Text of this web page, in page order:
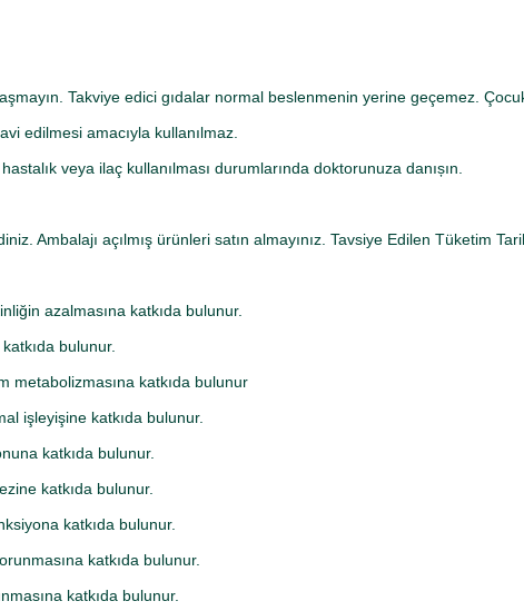
Takviye edici gıdalar normal beslenmenin yerine geçemez.
edilmesi amacıyla kullanılmaz.
veya ilaç kullanılması durumlarında doktorunuza danıșın.
Ambalajı açılmış ürünleri satın almayınız. Tavsiye Edilen Tüketim
azalmasına katkıda bulunur.
bulunur.
metabolizmasına katkıda bulunur
işleyişine katkıda bulunur.
katkıda bulunur.
katkıda bulunur.
katkıda bulunur.
katkıda bulunur.
katkıda bulunur.